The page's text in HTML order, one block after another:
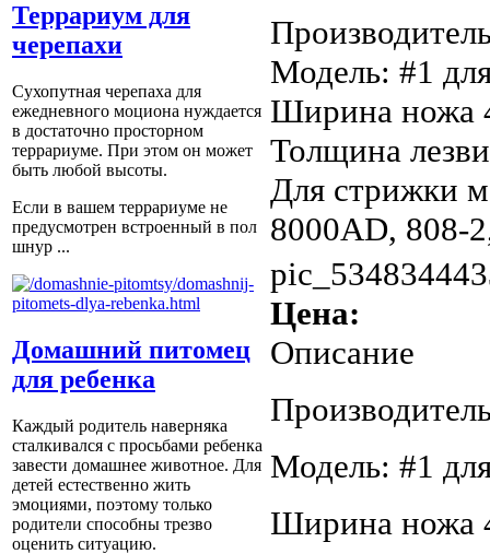
Террариум для
черепахи
Сухопутная черепаха для
ежедневного моциона нуждается
в достаточно просторном
террариуме. При этом он может
быть любой высоты.
Если в вашем террариуме не
предусмотрен встроенный в пол
шнур ...
Домашний питомец
для ребенка
Каждый родитель наверняка
сталкивался с просьбами ребенка
завести домашнее животное. Для
детей естественно жить
эмоциями, поэтому только
родители способны трезво
оценить ситуацию.
Модель: #1
Ширина ножа
Толщина
Для стрижки
8000AD, 808-
Цена:
Описание
Модель: #1
Ширина ножа